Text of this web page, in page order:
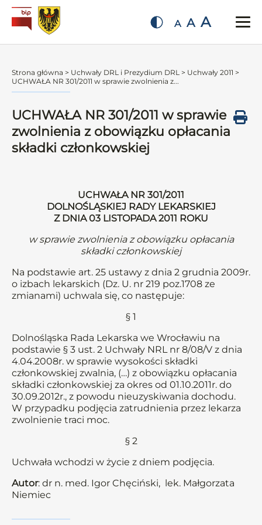
A A A
Strona główna > Uchwały DRL i Prezydium DRL > Uchwały 2011 >
UCHWAŁA NR 301/2011 w sprawie zwolnienia z...
UCHWAŁA NR 301/2011 w sprawie
zwolnienia z obowiązku opłacania
składki członkowskiej
UCHWAŁA NR 301/2011
DOLNOŚLĄSKIEJ RADY LEKARSKIEJ
Z DNIA 03 LISTOPADA 2011 ROKU
w sprawie zwolnienia z obowiązku opłacania
składki członkowskiej
Na podstawie art. 25 ustawy z dnia 2 grudnia 2009r.
o izbach lekarskich (Dz. U. nr 219 poz.1708 ze
zmianami) uchwala się, co następuje:
§ 1
Dolnośląska Rada Lekarska we Wrocławiu na
podstawie § 3 ust. 2 Uchwały NRL nr 8/08/V z dnia
4.04.2008r. w sprawie wysokości składki
członkowskiej zwalnia, (…) z obowiązku opłacania
składki członkowskiej za okres od 01.10.2011r. do
30.09.2012r., z powodu nieuzyskiwania dochodu.
W przypadku podjęcia zatrudnienia przez lekarza
zwolnienie traci moc.
§ 2
Uchwała wchodzi w życie z dniem podjęcia.
Autor: dr n. med. Igor Chęciński, lek. Małgorzata
Niemiec